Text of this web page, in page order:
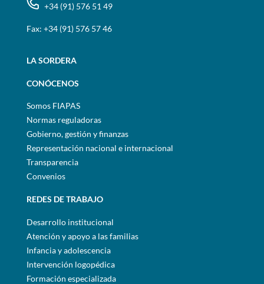
+34 (91) 576 51 49
Fax: +34 (91) 576 57 46
LA SORDERA
CONÓCENOS
Somos FIAPAS
Normas reguladoras
Gobierno, gestión y finanzas
Representación nacional e internacional
Transparencia
Convenios
REDES DE TRABAJO
Desarrollo institucional
Atención y apoyo a las familias
Infancia y adolescencia
Intervención logopédica
Formación especializada